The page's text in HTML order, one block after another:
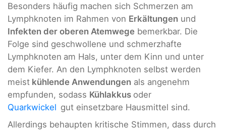
Besonders häufig machen sich Schmerzen am
Lymphknoten im Rahmen von Erkältungen und
Infekten der oberen Atemwege bemerkbar. Die
Folge sind geschwollene und schmerzhafte
Lymphknoten am Hals, unter dem Kinn und unter
dem Kiefer. An den Lymphknoten selbst werden
meist kühlende Anwendungen als angenehm
empfunden, sodass Kühlakkus oder
Quarkwickel gut einsetzbare Hausmittel sind.
Allerdings behaupten kritische Stimmen, dass durch